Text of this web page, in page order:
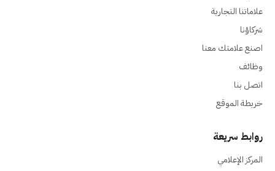
علاماتنا التجارية
شركاؤنا
اصنع علامتك معنا
وظائف
اتصل بنا
خريطة الموقع
روابط سريعة
المركز الإعلامي